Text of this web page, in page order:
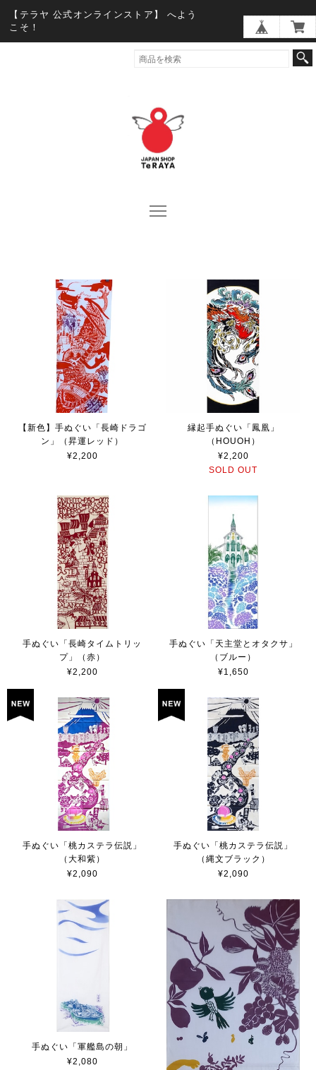
【テラヤ 公式オンラインストア】 へよう
こそ！
【新色】手ぬぐい「長崎ドラゴ
ン」（昇運レッド）
¥2,200
縁起手ぬぐい「鳳凰」
（HOUOH）
¥2,200
SOLD OUT
手ぬぐい「長崎タイムトリッ
プ」（赤）
¥2,200
手ぬぐい「天主堂とオタクサ」
（ブルー）
¥1,650
手ぬぐい「桃カステラ伝説」
（大和紫）
¥2,090
手ぬぐい「桃カステラ伝説」
（縄文ブラック）
¥2,090
手ぬぐい「軍艦島の朝」
¥2,080